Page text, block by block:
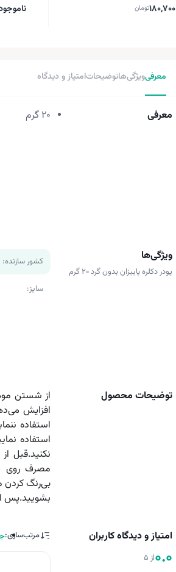
180,700تومان
معرفیویژگی‌هاتوضیحاتامتیاز و دیدگاه
معرفی 20 گرم
ویژگی‌ها
پودر دکلره پاییزان بدون گرد 20 گرم
کشور سازنده:
سایز:
توضیحات محصول
از شستن
افزایش
استفاده
استفاده
نکنید.قبل
مصرف روی
بی‌رنگ کردن
بشویید.پس
امتیاز و دیدگاه کاربران
0.0از 5
مرتب‌سازی: